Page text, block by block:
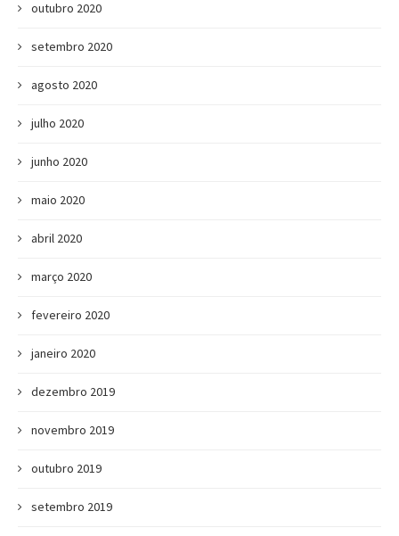
outubro 2020
setembro 2020
agosto 2020
julho 2020
junho 2020
maio 2020
abril 2020
março 2020
fevereiro 2020
janeiro 2020
dezembro 2019
novembro 2019
outubro 2019
setembro 2019